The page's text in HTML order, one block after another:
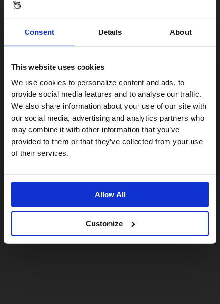
Consent Details About
This website uses cookies
We use cookies to personalize content and ads, to
provide social media features and to analyse our traffic.
We also share information about your use of our site with
our social media, advertising and analytics partners who
may combine it with other information that you’ve
provided to them or that they’ve collected from your use
of their services.
Allow All
Customize
Visiting from the United States?
For a better experience, please visit our:
US website